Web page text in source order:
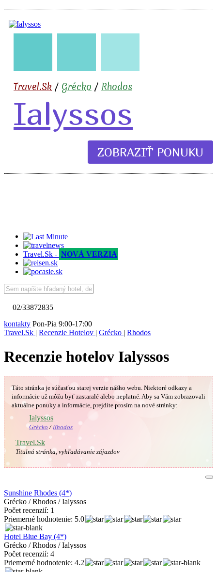
🇬🇷
Travel.Sk / Grécko / Rhodos
Ialyssos
ZOBRAZIŤ PONUKU
Travel.Sk - NOVÁ VERZIA
02/33872835
kontakty Pon-Pia 9:00-17:00
Travel.Sk | Recenzie Hotelov | Grécko | Rhodos
Recenzie hotelov Ialyssos
Táto stránka je súčasťou starej verzie nášho webu. Niektoré odkazy a
informácie už môžu byť zastaralé alebo neplatné.Aby sa Vám zobrazovali
aktuálne ponuky a informácie, prejdite prosím na nové stránky:
Ialyssos
Grécko /Rhodos
Travel.Sk
Titulná stránka, vyhľadávanie zájazdov
Sunshine Rhodes (4*)
Grécko / Rhodos / Ialyssos
Počet recenzií: 1
Priemerné hodnotenie: 5.0
Hotel Blue Bay (4*)
Grécko / Rhodos / Ialyssos
Počet recenzií: 4
Priemerné hodnotenie: 4.2